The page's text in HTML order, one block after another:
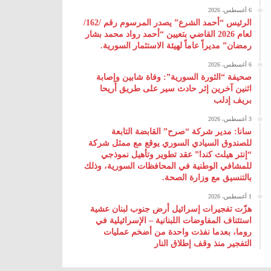
6 أغسطس، 2026
الرئيس “أحمد الشرع” يصدر المرسوم رقم /162/
لعام 2026 ‌القاضي بتعيين “أحمد رواد محمد بشار
رمضان” مديراً عاماً لهيئة ‌الاستثمار السورية.
6 أغسطس، 2026
صحيفة “الثورة السورية”: وفاة شابين وإصابة
اثنين آخرين إثر حادث سير على طريق أريحا
بريف إدلب
3 أغسطس، 2026
سانا: مدير شركة “صرح” القابضة التابعة
للصندوق السيادي السوري يوقع مع ممثل شركة
“إنتر هيلث كندا” عقد تطوير وتأهيل نموذجي
للمشافي الوطنية في المحافظات السورية، وذلك
بالتنسيق مع وزارة الصحة.
1 أغسطس، 2026
هزّت تفجيرات إسرائيل أرض جنوب لبنان عشية
استئناف المفاوضات اللبنانية – الإسرائيلية في
روما، بعدما نفذت واحدة من أضخم عمليات
التفجير منذ وقف إطلاق النار